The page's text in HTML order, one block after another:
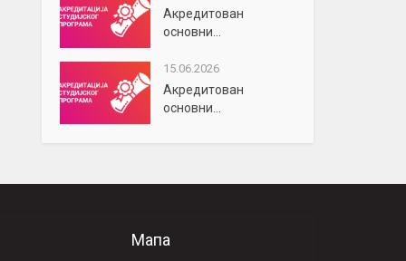
Акредитован
основни...
15.06.2026
Акредитован
основни...
Мапа